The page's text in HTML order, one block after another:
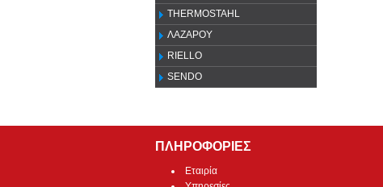
THERMOSTAHL
ΛΑΖΑΡΟΥ
RIELLO
SENDO
ΠΛΗΡΟΦΟΡΙΕΣ
Εταιρία